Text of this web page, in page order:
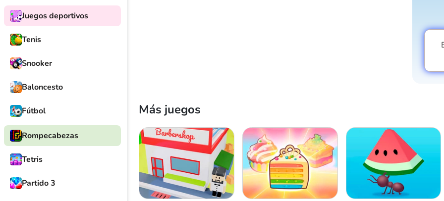
Juegos deportivos
Tenis
Snooker
Baloncesto
Fútbol
Rompecabezas
Tetris
Partido 3
Más juegos